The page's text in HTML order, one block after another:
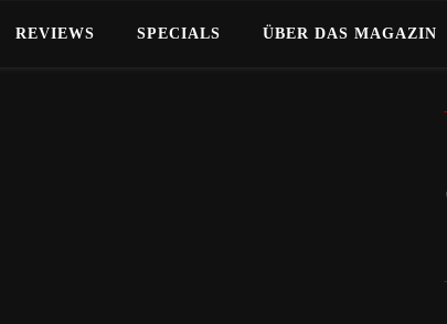
REVIEWS SPECIALS ÜBER DAS MAGAZIN